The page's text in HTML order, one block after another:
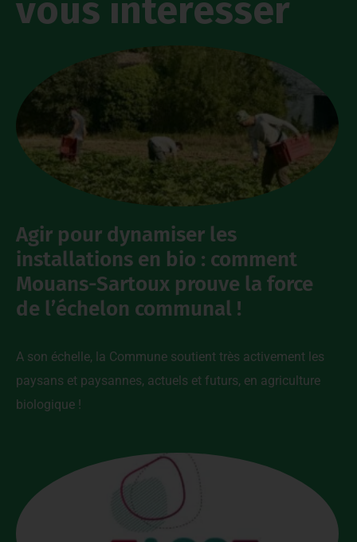
vous intéresser
Agir pour dynamiser les
installations en bio : comment
Mouans-Sartoux prouve la force
de l’échelon communal !
A son échelle, la Commune soutient très activement les
paysans et paysannes, actuels et futurs, en agriculture
biologique !